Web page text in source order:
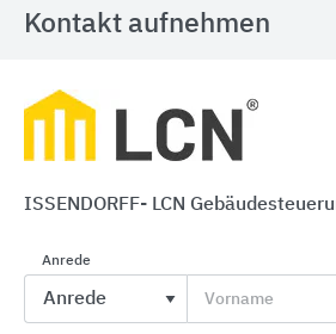
Einfamilienhäusern wie in
Die Flexibilität des
Bereich der Gebäudetechnik, die
Gültigkeit haben, neue Maßstäbe.
Die ISSENDORFF KG ist weltweit
Softwareentwicklung seiner
realisiert - unabhängig in der
gestützt durch ein dichtes
Kontakt aufnehmen
ISSENDORFF- LCN
Anrede
Vorname